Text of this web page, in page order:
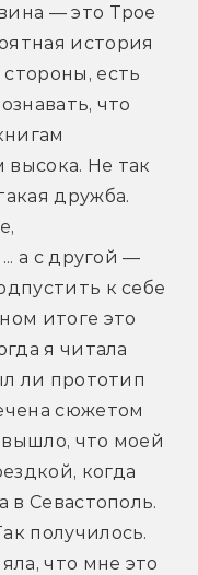
— это Трое
история
есть
что
Не так
дружба.
а с другой —
к себе
итоге это
я читала
ли прототип
сюжетом
что моей
когда
в Севастополь.
получилось.
что мне это